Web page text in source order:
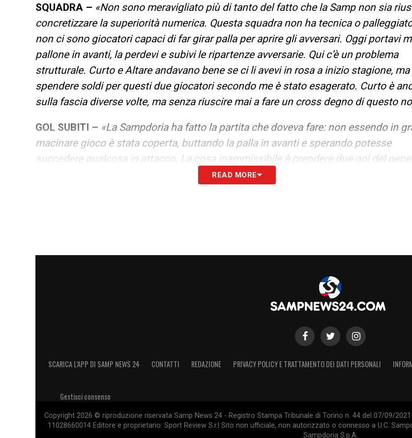
SQUADRA – «Non sono meravigliato più di tanto del fatto che la Samp non sia
concretizzare la superiorità numerica. Questa squadra non ha tecnica o
non ci sono giocatori capaci di far girar palla per aprire gli avversari. Oggi portavi
pallone in avanti, la perdevi e subivi le ripartenze avversarie. Qui c’è un problema
strutturale. Curto e Altare andavano bene se ci li avevi in rosa a inizio stagione, ma
spendere soldi per questi due giocatori secondo me è stato esagerato. Curto è
sulla fascia diverse volte, ma senza riuscire mai a fare un cross degno di questo
GOL SUBITI – «La Sampdoria ha fatto la partita che doveva fare: non essendo in
macinare gioco è stata coperta, buttando la palla in avanti e sperando potesse
succedere qualcosa in attacco. La cosa inammissibile è prendere due gol del
READ MORE
SCARICA L’APP DI SAMP NEWS 24 CONTATTI REDAZIONE PRIVACY POLICY E TRATTAMENTO DEI DATI PERSONALI
Gestisci consenso
Copyright 2026 © riproduzione riservata Samp News 24 - Registro Stampa Tribunale di Torino n. 44 del 07/09/
11028660014 Editore e proprietario: Sport Review S.r.l Sito non ufficiale, non autorizzato o connesso a U.C.
Sampdoria S.p.A.